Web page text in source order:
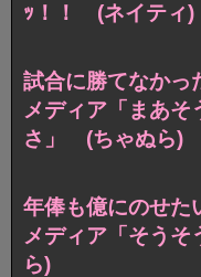
ｯ！！ (ネイティ)
試合に勝てなかっ
メディア「まあそ
さ」 (ちゃぬら)
年俸も億にのせた
メディア「そう
ら)